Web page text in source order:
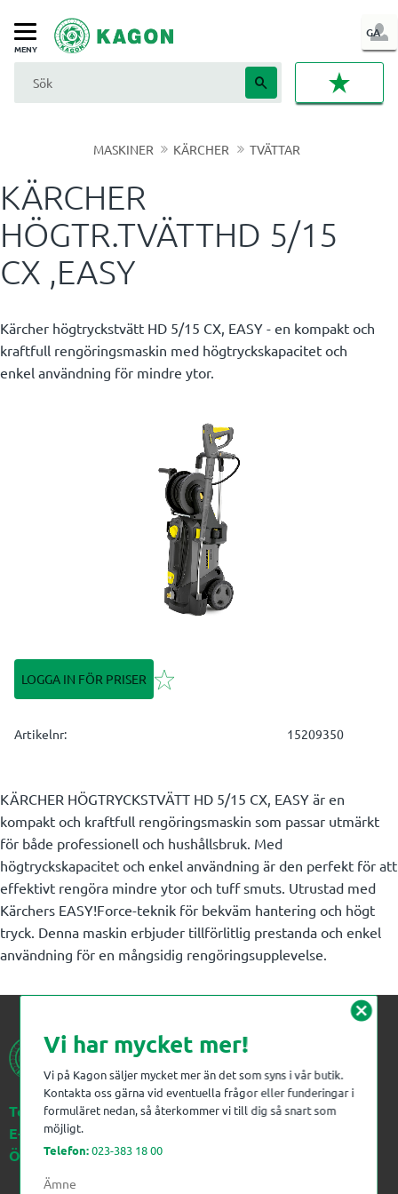
Meny
GA
IN
MASKINER KÄRCHER TVÄTTAR
KÄRCHER
HÖGTR.TVÄTTHD 5/15
CX ,EASY
Kärcher högtryckstvätt HD 5/15 CX, EASY - en kompakt och
kraftfull rengöringsmaskin med högtryckskapacitet och
enkel användning för mindre ytor.
LOGGA IN FÖR PRISER Lägg till i favoriter
Artikelnr 15209350
KÄRCHER HÖGTRYCKSTVÄTT HD 5/15 CX, EASY är en
kompakt och kraftfull rengöringsmaskin som passar utmärkt
för både professionell och hushållsbruk. Med
högtryckskapacitet och enkel användning är den perfekt för att
effektivt rengöra mindre ytor och tuff smuts. Utrustad med
Kärchers EASY!Force-teknik för bekväm hantering och högt
tryck. Denna maskin erbjuder tillförlitlig prestanda och enkel
användning för en mångsidig rengöringsupplevelse.
Telefon:023-383 18 00
E-post:kagon@kagon.se
Öppettider:Måndag-Fredag, 07-16
cancel
Vi har mycket mer!
Vi på Kagon säljer mycket mer än det som syns i vår butik.
Kontakta oss gärna vid eventuella frågor eller funderingar i
formuläret nedan, så återkommer vi till dig så snart som
möjligt.
Telefon:023-383 18 00
Ämne